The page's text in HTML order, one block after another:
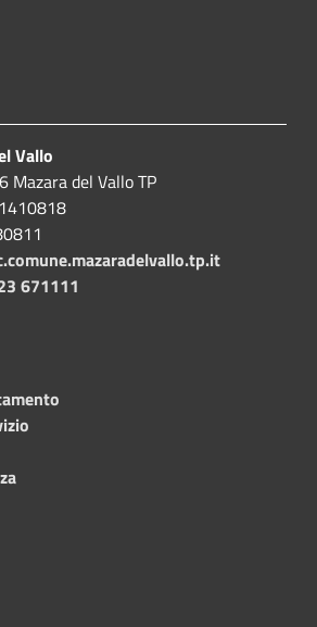
Vallo
Mazara del Vallo TP
671111